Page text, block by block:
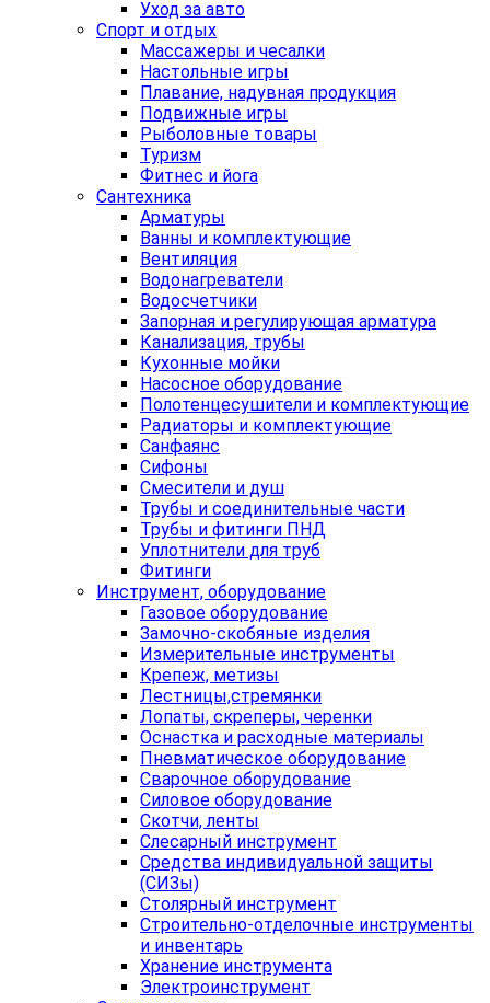
Уход за авто
Спорт и отдых
Массажеры и чесалки
Настольные игры
Плавание, надувная продукция
Подвижные игры
Рыболовные товары
Туризм
Фитнес и йога
Сантехника
Арматуры
Ванны и комплектующие
Вентиляция
Водонагреватели
Водосчетчики
Запорная и регулирующая арматура
Канализация, трубы
Кухонные мойки
Насосное оборудование
Полотенцесушители и комплектующие
Радиаторы и комплектующие
Санфаянс
Сифоны
Смесители и душ
Трубы и соединительные части
Трубы и фитинги ПНД
Уплотнители для труб
Фитинги
Инструмент, оборудование
Газовое оборудование
Замочно-скобяные изделия
Измерительные инструменты
Крепеж, метизы
Лестницы,стремянки
Лопаты, скреперы, черенки
Оснастка и расходные материалы
Пневматическое оборудование
Сварочное оборудование
Силовое оборудование
Скотчи, ленты
Слесарный инструмент
Средства индивидуальной защиты
(СИЗы)
Столярный инструмент
Строительно-отделочные инструменты
и инвентарь
Хранение инструмента
Электроинструмент